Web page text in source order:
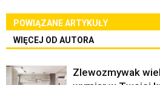
POWIĄZANE ARTYKUŁY
WIĘCEJ OD AUTORA
Zlewozmywak